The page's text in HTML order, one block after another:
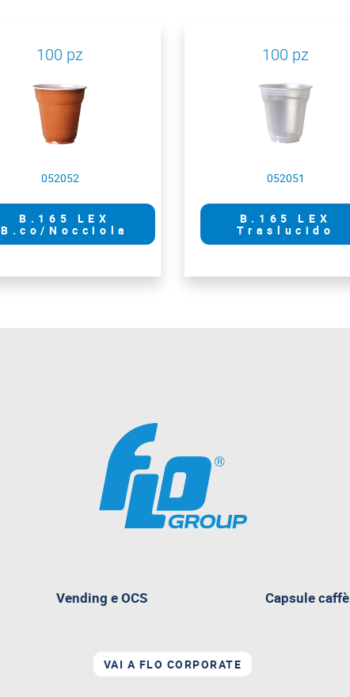
100 pz
052052
B.165 LEX
B.co/Nocciola
100 pz
052051
B.165 LEX
Traslucido
Vending e OCSpagina
Capsule caffè
VAI A FLO CORPORATE